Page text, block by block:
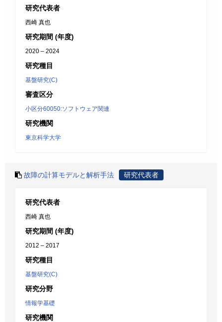
研究代表者
西崎 真也
研究期間 (年度)
2020 – 2024
研究種目
基盤研究(C)
審査区分
小区分60050:ソフトウェア関連
研究機関
東京科学大学
故障の計算モデルと解析手法 研究代表者
研究代表者
西崎 真也
研究期間 (年度)
2012 – 2017
研究種目
基盤研究(C)
研究分野
情報学基礎
研究機関